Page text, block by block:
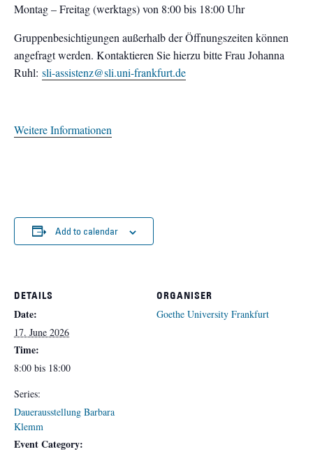
Montag – Freitag (werktags) von 8:00 bis 18:00 Uhr
Gruppenbesichtigungen außerhalb der Öffnungszeiten können
angefragt werden. Kontaktieren Sie hierzu bitte Frau Johanna
Ruhl: sli-assistenz@sli.uni-frankfurt.de
Weitere Informationen
Add to calendar
DETAILS
Date:
17. June 2026
Time:
8:00 bis 18:00
Series:
Dauerausstellung Barbara
Klemm
Event Category:
ORGANISER
Goethe University Frankfurt